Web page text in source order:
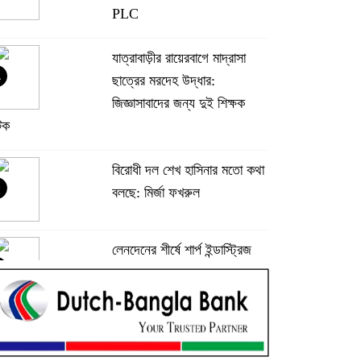
PLC
যাত্রাবাড়ীর রায়েরবাগে মাদ্রাসা
ছাত্রের মরদেহ উদ্ধার:
জিজ্ঞাসাবাদের জন্য দুই শিক্ষক
বিরোধী দল শেখ হাসিনার মতো কথা
বলছে: মির্জা ফখরুল
লেনদেনের শীর্ষে শার্প ইন্ডাস্ট্রিজ
দরবৃদ্ধির শীর্ষে সিএপিএম বিডিবিএল
মিউচুয়াল ফান্ড